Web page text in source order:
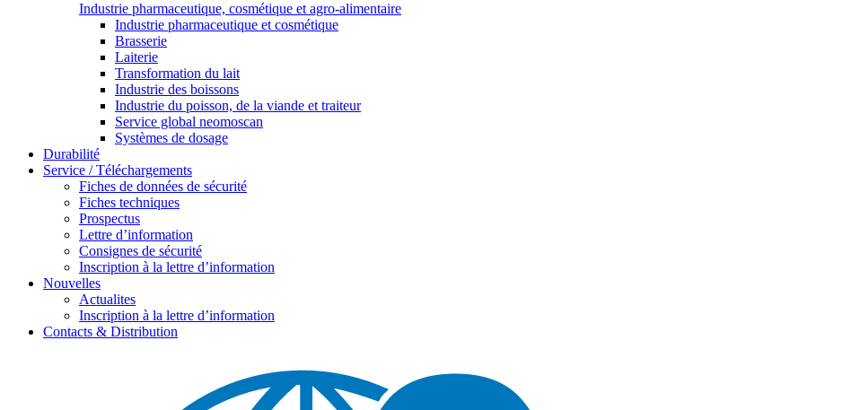
Industrie pharmaceutique, cosmétique et agro-alimentaire
Industrie pharmaceutique et cosmétique
Brasserie
Laiterie
Transformation du lait
Industrie des boissons
Industrie du poisson, de la viande et traiteur
Service global neomoscan
Systèmes de dosage
Durabilité
Service / Téléchargements
Fiches de données de sécurité
Fiches techniques
Prospectus
Lettre d’information
Consignes de sécurité
Inscription à la lettre d’information
Nouvelles
Actualites
Inscription à la lettre d’information
Contacts & Distribution